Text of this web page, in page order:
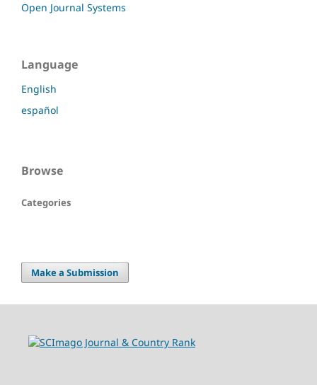
Open Journal Systems
Language
English
español
Browse
Categories
Make a Submission